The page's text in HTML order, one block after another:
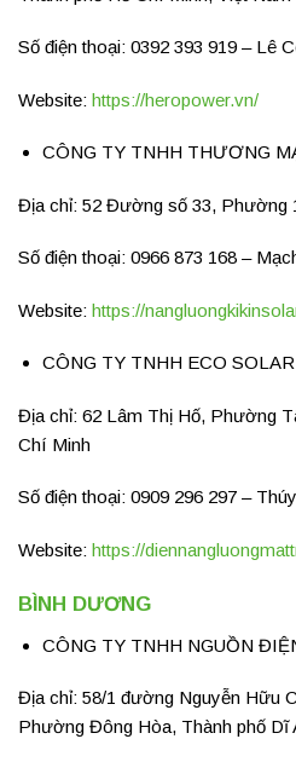
Số điện thoại: 0392 393 919 – Lê
Website: https://heropower.vn/
CÔNG TY TNHH THƯƠNG
Địa chỉ: 52 Đường số 33, Phường
Số điện thoại: 0966 873 168 –
Website: https://
CÔNG TY TNHH ECO SOLAR
Địa chỉ: 62 Lâm Thị Hố, Phường
Chí Minh
Số điện thoại: 0909 296 297 –
Website: https://
BÌNH DƯƠNG
CÔNG TY TNHH NGUỒN
Địa chỉ: 58/1 đường Nguyễn Hữu
Phường Đông Hòa, Thành phố